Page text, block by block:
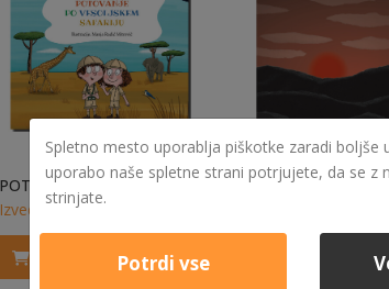
POTOVANJE PO VESOLJSKEM SAFARIJU 25,00 €
Izvedi več
VEČERNE, VEČEROM RAZDANE ...
Spletno mesto uporablja piškotke zaradi boljše
uporabo naše spletne strani potrjujete, da se z
strinjate.
Potrdi vse